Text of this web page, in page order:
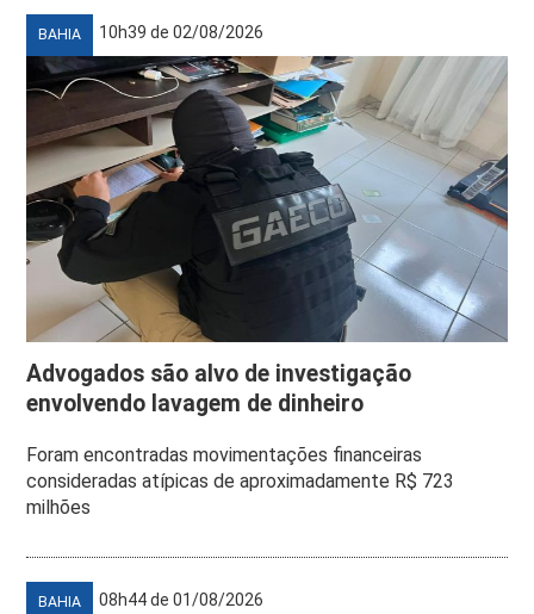
BAHIA 10h39 de 02/08/2026
Advogados são alvo de investigação
envolvendo lavagem de dinheiro
Foram encontradas movimentações financeiras
consideradas atípicas de aproximadamente R$ 723
milhões
BAHIA 08h44 de 01/08/2026